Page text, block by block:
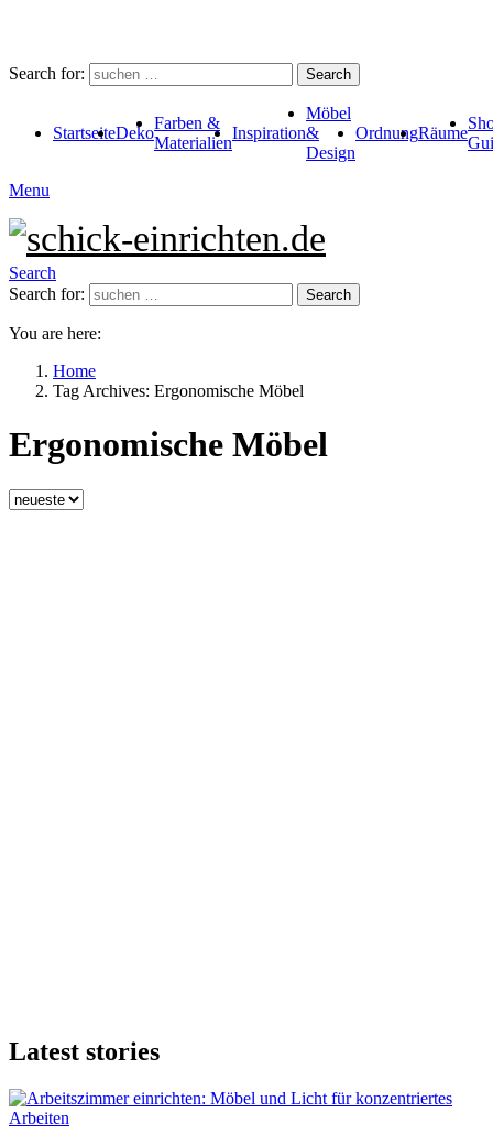
Search for: Search
StartseiteDeko
Farben &
Materialien
Inspiration
Möbel
&
Design
OrdnungRäume
Menu
Search
Search for:
Search
You are here:
Home
Tag Archives: Ergonomische Möbel
Ergonomische Möbel
Latest stories